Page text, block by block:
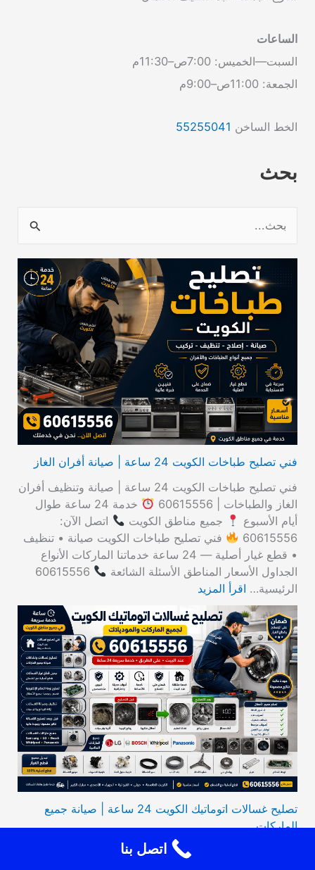
الساعات
السبت—الخميس: 7:00ص–11:30م
الجمعة: 11:00ص–9:00م
الخط الساخن 55255041
بحث
فني تصليح طباخات الكويت 24 ساعة | صيانة أفران الغاز
فني تصليح طباخات الكويت 24 ساعة | صيانة وتنظيف أفران
الغاز والطباخات | 60615556
خدمة 24 ساعة طوال
أيام الأسبوع
جميع مناطق الكويت
اتصل الآن:
60615556
فني تصليح طباخات الكويت صيانة • تنظيف
• قطع غيار أصلية — 24 ساعة خدماتنا الماركات الأنواع
الجداول الأسعار المناطق الأسئلة الشائعة
60615556
الرئيسية… اقرأ المزيد
تصليح غسالات اتوماتيك الكويت 24 ساعة | صيانة جميع
الماركات
تصليح غسالات اتوماتيك الكويت 24 ساعة | صيانة جميعاتصل بنا